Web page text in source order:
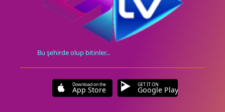
Bu şehirde olup bitinler...
Download on the
App Store
GET IT ON
Google Play